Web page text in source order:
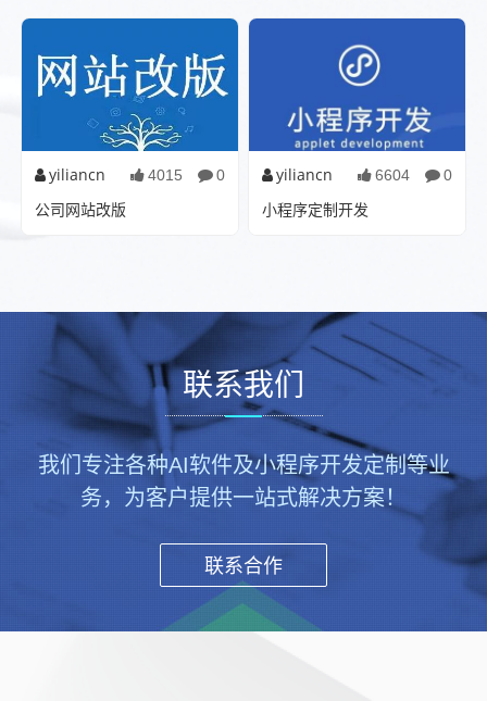
之家：步骤明确，就不觉艰
yiliancn 4015 0
公司网站改版
yiliancn 6604 0
小程序定制开发
联系我们
我们专注各种AI软件及小程序开发定制等业
务，为客户提供一站式解决方案！
联系合作